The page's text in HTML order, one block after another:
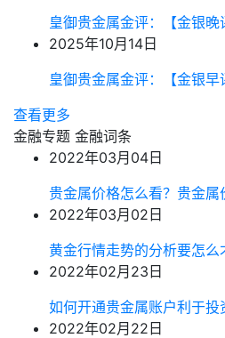
皇御贵金属金评：【金银
2025年10月14日
皇御贵金属金评：【金银
查看更多
金融专题 金融词条
2022年03月04日
贵金属价格怎么看？贵金属
2022年03月02日
黄金行情走势的分析要怎么
2022年02月23日
如何开通贵金属账户利于投
2022年02月22日